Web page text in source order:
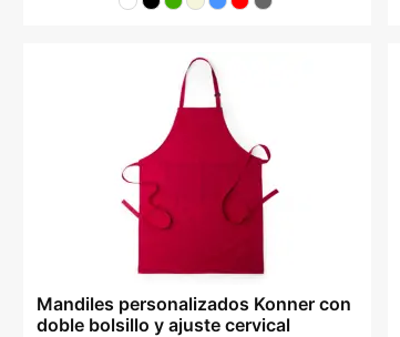
Mandiles personalizados Konner con
doble bolsillo y ajuste cervical